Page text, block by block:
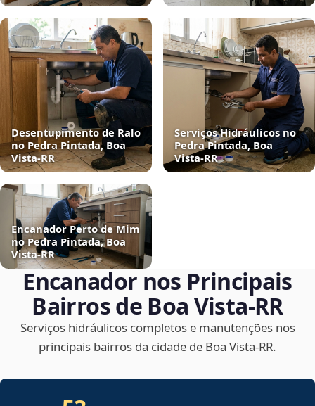
Desentupimento de Ralo
no Pedra Pintada, Boa
Vista‑RR
Serviços Hidráulicos no
Pedra Pintada, Boa
Vista‑RR
Encanador Perto de Mim
no Pedra Pintada, Boa
Vista‑RR
Encanador nos Principais
Bairros de Boa Vista‑RR
Serviços hidráulicos completos e manutenções nos
principais bairros da cidade de Boa Vista‑RR.